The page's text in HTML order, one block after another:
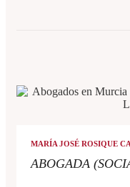
MARÍA JOSÉ ROSIQUE
ABOGADA